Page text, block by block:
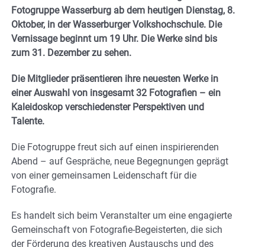
Fotogruppe Wasserburg ab dem heutigen Dienstag, 8.
Oktober, in der Wasserburger Volkshochschule. Die
Vernissage beginnt um 19 Uhr. Die Werke sind bis
zum 31. Dezember zu sehen.
Die Mitglieder präsentieren ihre neuesten Werke in
einer Auswahl von insgesamt 32 Fotografien – ein
Kaleidoskop verschiedenster Perspektiven und
Talente.
Die Fotogruppe freut sich auf einen inspirierenden
Abend – auf Gespräche, neue Begegnungen geprägt
von einer gemeinsamen Leidenschaft für die
Fotografie.
Es handelt sich beim Veranstalter um eine engagierte
Gemeinschaft von Fotografie-Begeisterten, die sich
der Förderung des kreativen Austauschs und des